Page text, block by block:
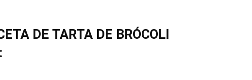
DE TARTA DE BRÓCOLI